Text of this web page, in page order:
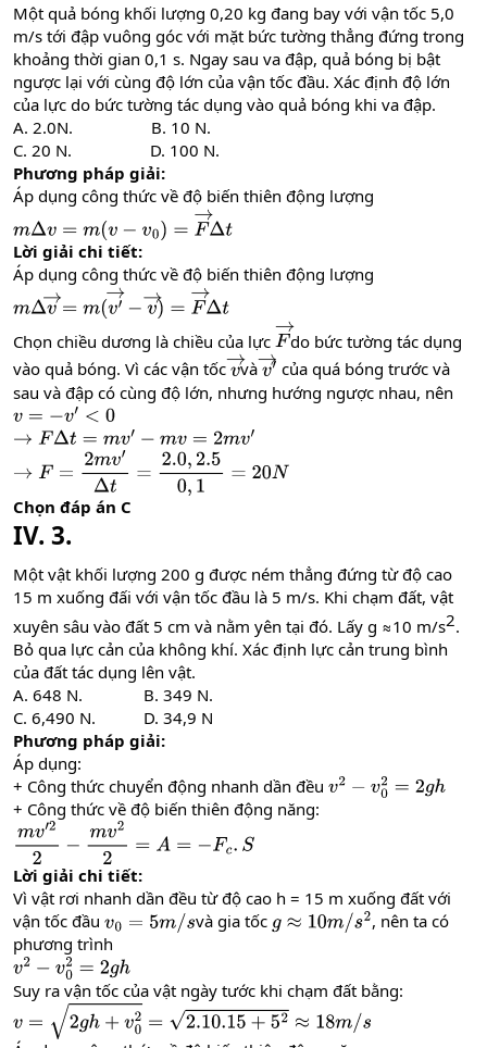
Một quả bóng khối lượng 0,20 kg đang bay với vận tốc 5,0
m/s tới đập vuông góc với mặt bức tường thẳng đứng trong
khoảng thời gian 0,1 s. Ngay sau va đập, quả bóng bị bật
ngược lại với cùng độ lớn của vận tốc đầu. Xác định độ lớn
của lực do bức tường tác dụng vào quả bóng khi va đập.
A. 2.0N. B. 10 N.
C. 20 N. D. 100 N.
Phương pháp giải:
Áp dụng công thức về độ biến thiên động lượng
mΔv= m( v−v0) =F →Δt
Lời giải chi tiết:
Áp dụng công thức về độ biến thiên động lượng
mΔv→ =m(v′→ −v→)=F→Δt
Chọn chiều dương là chiều của lực F→do bức tường tác dụng
vào quả bóng. Vì các vận tốc v→
và v→′
của quá bóng trước và
sau và đập có cùng độ lớn, nhưng hướng ngược nhau, nên
v=−v ′<0
→F Δt=m v′− mv=2m v′
→F =2 m ′Δt=2.0 ,2.50,1=20N
Chọn đáp án C
IV. 3.
Một vật khối lượng 200 g được ném thẳng đứng từ độ cao
15 m xuống đấi với vận tốc đầu là 5 m/s. Khi chạm đất, vật
xuyên sâu vào đất 5 cm và nằm yên tại đó. Lấy g ≈10 m/s2​.
Bỏ qua lực cản của không khí. Xác định lực cản trung bình
của đất tác dụng lên vật.
A. 648 N. B. 349 N.
C. 6,490 N. D. 34,9 N
Phương pháp giải:
Áp dụng:
+ Công thức chuyển động nhanh dần đều v2 −v 02= 2g h
+ Công thức về độ biến thiên động năng:
mv′22 −m v22=A =− Fc. S
Lời giải chi tiết:
Vì vật rơi nhanh dần đều từ độ cao h = 15 m xuống đất với
vận tốc đầu v0 =5 m/s và gia tốc g≈10m/s2
, nên ta có
phương trình
v2 −v 02= 2g h
Suy ra vận tốc của vật ngày tước khi chạm đất bằng:
v=2g h +v02=2.10 .15 +52≈18m/ s